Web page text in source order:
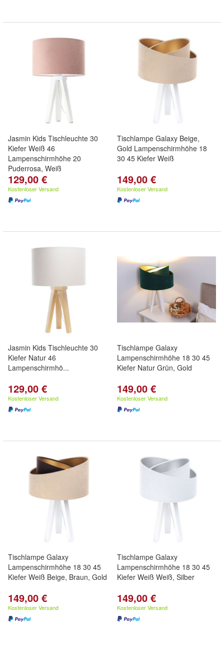
Jasmin Kids Tischleuchte 30
Kiefer Weiß 46
Lampenschirmhöhe 20
Puderrosa, Weiß
129,00 €
Kostenloser Versand
Tischlampe Galaxy Beige,
Gold Lampenschirmhöhe 18
30 45 Kiefer Weiß
149,00 €
Kostenloser Versand
Jasmin Kids Tischleuchte 30
Kiefer Natur 46
Lampenschirmhö...
129,00 €
Kostenloser Versand
Tischlampe Galaxy
Lampenschirmhöhe 18 30 45
Kiefer Natur Grün, Gold
149,00 €
Kostenloser Versand
Tischlampe Galaxy
Lampenschirmhöhe 18 30 45
Kiefer Weiß Beige, Braun, Gold
149,00 €
Kostenloser Versand
Tischlampe Galaxy
Lampenschirmhöhe 18 30 45
Kiefer Weiß Weiß, Silber
149,00 €
Kostenloser Versand